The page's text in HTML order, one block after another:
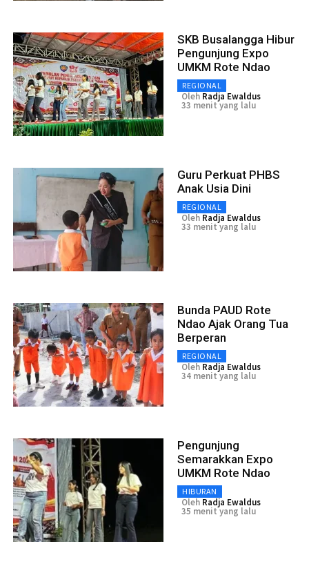
SKB Busalangga Hibur
Pengunjung Expo
UMKM Rote Ndao
REGIONAL
Oleh Radja Ewaldus
33 menit yang lalu
Guru Perkuat PHBS
Anak Usia Dini
REGIONAL
Oleh Radja Ewaldus
33 menit yang lalu
Bunda PAUD Rote
Ndao Ajak Orang Tua
Berperan
REGIONAL
Oleh Radja Ewaldus
34 menit yang lalu
Pengunjung
Semarakkan Expo
UMKM Rote Ndao
HIBURAN
Oleh Radja Ewaldus
35 menit yang lalu